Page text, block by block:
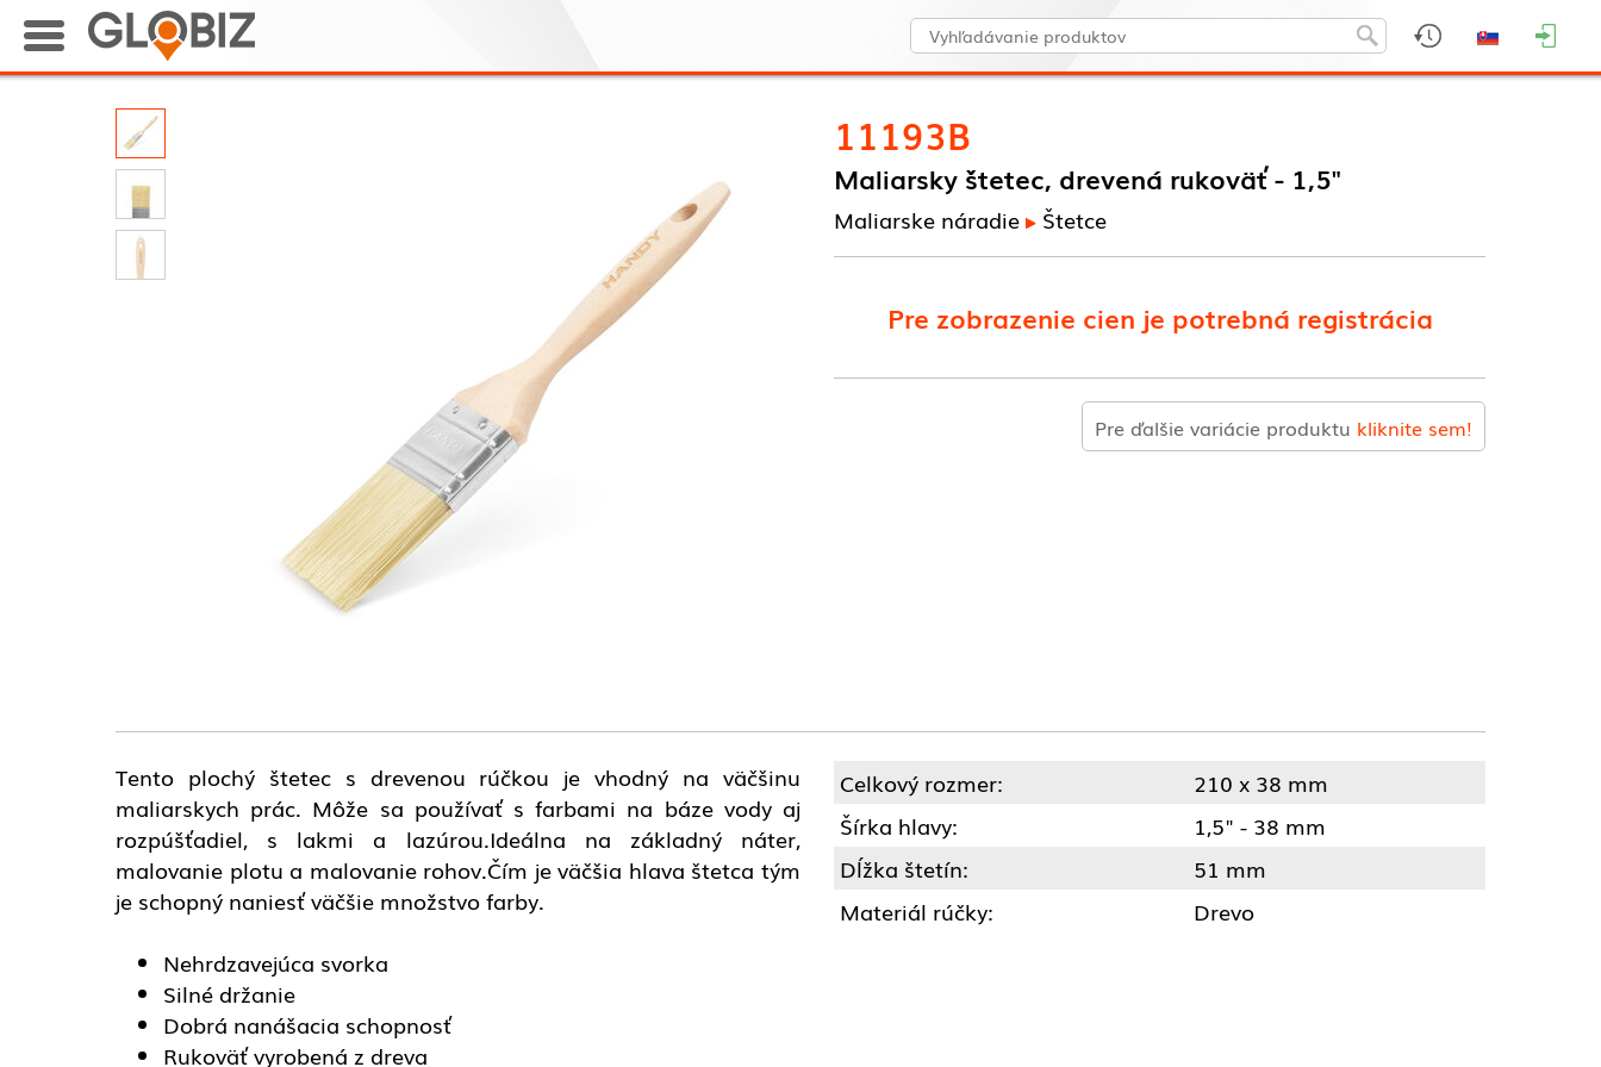
11193B
Maliarsky štetec, drevená rukoväť - 1,5"
Maliarske náradie Štetce
Pre zobrazenie cien je potrebná registrácia
Pre ďalšie variácie produktu kliknite sem!
Tento plochý štetec s drevenou rúčkou je vhodný na väčšinu
maliarskych prác. Môže sa používať s farbami na báze vody aj
rozpúšťadiel, s lakmi a lazúrou.Ideálna na základný náter,
malovanie plotu a malovanie rohov.Čím je väčšia hlava štetca tým
je schopný naniesť väčšie množstvo farby.
Nehrdzavejúca svorka
Silné držanie
Dobrá nanášacia schopnosť
Rukoväť vyrobená z dreva
Celkový rozmer:
210 x 38 mm
Šírka hlavy:
1,5" - 38 mm
Dĺžka štetín:
51 mm
Materiál rúčky:
Drevo